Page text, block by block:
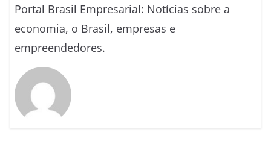
Portal Brasil Empresarial: Notícias sobre a
economia, o Brasil, empresas e
empreendedores.